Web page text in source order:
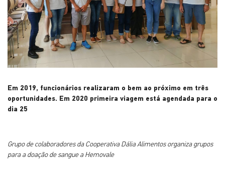
Em 2019, funcionários realizaram o bem ao próximo em três
oportunidades. Em 2020 primeira viagem está agendada para o
dia 25
Grupo de colaboradores da Cooperativa Dália Alimentos organiza grupos
para a doação de sangue a Hemovale